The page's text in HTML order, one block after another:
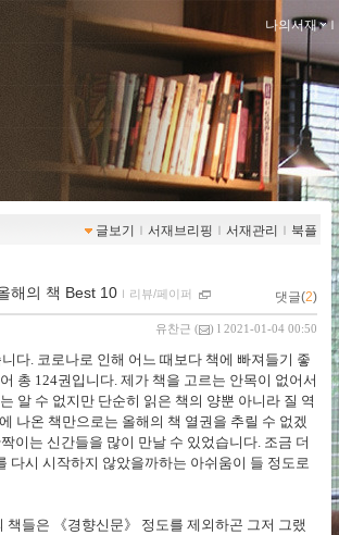
나의서재 ｌ
글보기 ｌ 서재브리핑 ｌ 서재관리 ｌ 북플
해의 책 Best 10 ｌ 리뷰/페이퍼 댓글(2)
유찬근 ( ) l 2021-01-04 00:50
다. 코로나로 인해 어느 때보다 책에 빠져들기 좋
총 124권입니다. 제가 책을 고르는 안목이 없어서
알 수 없지만 단순히 읽은 책의 양뿐 아니라 질 역
나온 책만으로는 올해의 책 열권을 추릴 수 없겠
이는 신간들을 많이 만날 수 있었습니다. 조금 더
다시 시작하지 않았을까하는 아쉬움이 들 정도로
책들은 《경향신문》 정도를 제외하곤 그저 그랬